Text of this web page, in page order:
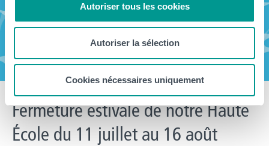
Autoriser tous les cookies
Autoriser la sélection
Cookies nécessaires uniquement
Fermeture estivale de notre Haute
École du 11 juillet au 16 août